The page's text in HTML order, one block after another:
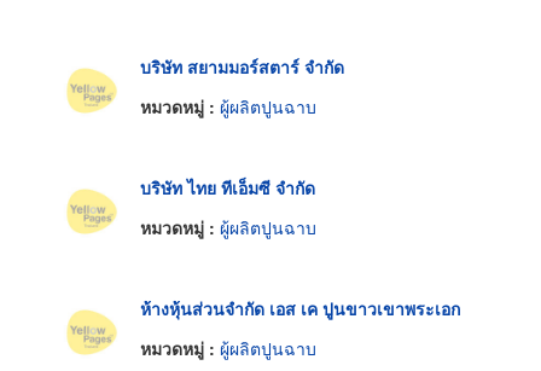
บริษัท สยามมอร์สตาร์ จำกัด
หมวดหมู่ : ผู้ผลิตปูนฉาบ
บริษัท ไทย ทีเอ็มซี จำกัด
หมวดหมู่ : ผู้ผลิตปูนฉาบ
ห้างหุ้นส่วนจำกัด เอส เค ปูนขาวเขาพระเอก
หมวดหมู่ : ผู้ผลิตปูนฉาบ